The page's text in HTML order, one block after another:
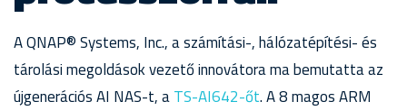
A QNAP® Systems, Inc., a számítási-, hálózatépítési- és
tárolási megoldások vezető innovátora ma bemutatta az
újgenerációs AI NAS-t, aTS-AI642-őt. A 8 magos ARM